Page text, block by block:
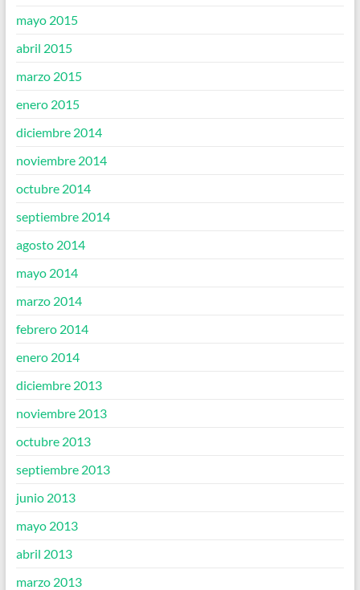
mayo 2015
abril 2015
marzo 2015
enero 2015
diciembre 2014
noviembre 2014
octubre 2014
septiembre 2014
agosto 2014
mayo 2014
marzo 2014
febrero 2014
enero 2014
diciembre 2013
noviembre 2013
octubre 2013
septiembre 2013
junio 2013
mayo 2013
abril 2013
marzo 2013